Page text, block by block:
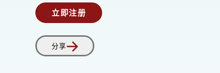
立即注册
分享